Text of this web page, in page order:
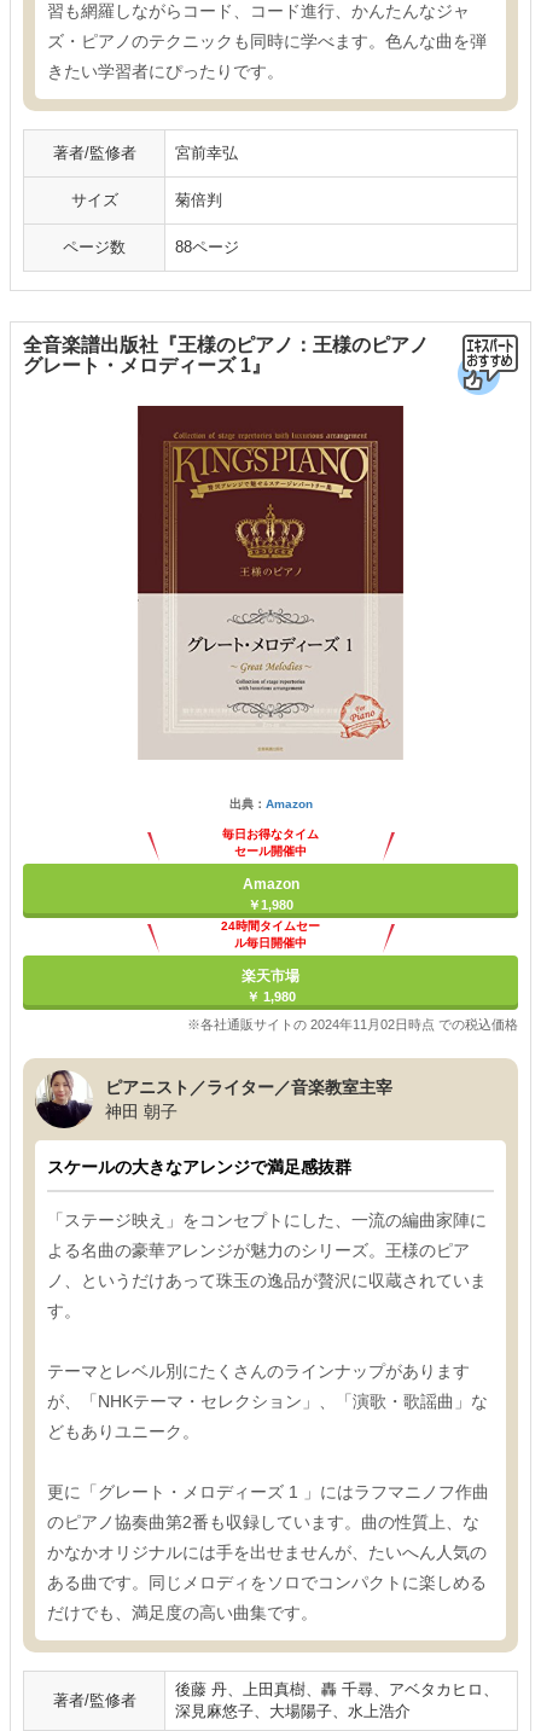
習も網羅しながらコード、コード進行、かんたんなジャ
ズ・ピアノのテクニックも同時に学べます。色んな曲を弾
きたい学習者にぴったりです。
著者/監修者 宮前幸弘
サイズ 菊倍判
ページ数 88ページ
全音楽譜出版社『王様のピアノ：王様のピアノ
グレート・メロディーズ 1』
出典： Amazon
毎日お得なタイム
セール開催中
Amazon
￥1,980
24時間タイムセー
ル毎日開催中
楽天市場
￥ 1,980
※各社通販サイトの 2024年11月02日時点 での税込価格
ピアニスト／ライター／音楽教室主宰
神田 朝子
スケールの大きなアレンジで満足感抜群
「ステージ映え」をコンセプトにした、一流の編曲家陣に
よる名曲の豪華アレンジが魅力のシリーズ。王様のピア
ノ、というだけあって珠玉の逸品が贅沢に収蔵されていま
す。
テーマとレベル別にたくさんのラインナップがあります
が、「NHKテーマ・セレクション」、「演歌・歌謡曲」な
どもありユニーク。
更に「グレート・メロディーズ 1 」にはラフマニノフ作曲
のピアノ協奏曲第2番も収録しています。曲の性質上、な
かなかオリジナルには手を出せませんが、たいへん人気の
ある曲です。同じメロディをソロでコンパクトに楽しめる
だけでも、満足度の高い曲集です。
著者/監修者
後藤 丹、上田真樹、轟 千尋、アベタカヒロ、
深見麻悠子、大場陽子、水上浩介